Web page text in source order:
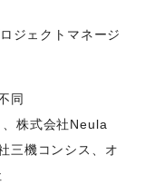
ジェクトマネージ
同
株式会社Neula
三機コンシス、オ